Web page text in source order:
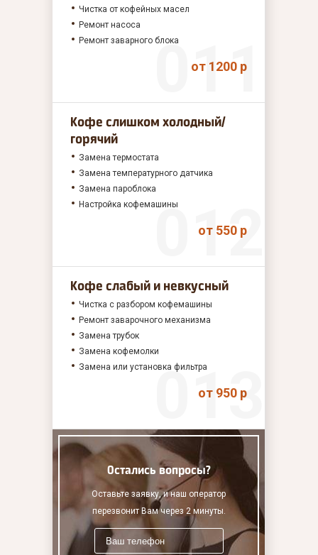
Чистка от кофейных масел
Ремонт насоса
Ремонт заварного блока
от 1200 р
Кофе слишком холодный/
горячий
Замена термостата
Замена температурного датчика
Замена пароблока
Настройка кофемашины
от 550 р
Кофе слабый и невкусный
Чистка с разбором кофемашины
Ремонт заварочного механизма
Замена трубок
Замена кофемолки
Замена или установка фильтра
от 950 р
Остались вопросы?
Оставьте заявку, и наш оператор
перезвонит Вам через 2 минуты.